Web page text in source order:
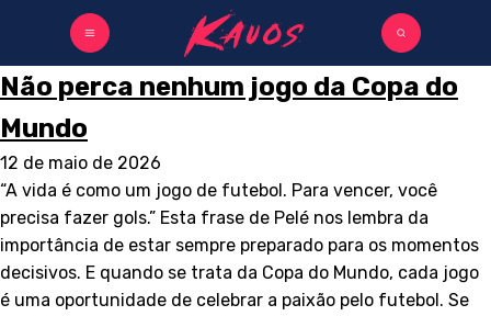
Não perca nenhum jogo da Copa do
Mundo
12 de maio de 2026
“A vida é como um jogo de futebol. Para vencer, você
precisa fazer gols.” Esta frase de Pelé nos lembra da
importância de estar sempre preparado para os momentos
decisivos. E quando se trata da Copa do Mundo, cada jogo
é uma oportunidade de celebrar a paixão pelo futebol. Se